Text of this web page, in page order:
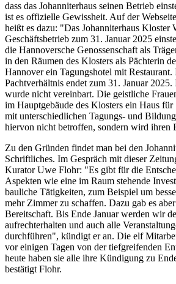
dass das Johanniterhaus seinen Betrieb
ist es offizielle Gewissheit. Auf der
heißt es dazu: "Das Johanniterhaus Kloster
Geschäftsbetrieb zum 31. Januar 2025
die Hannoversche Genossenschaft als
in den Räumen des Klosters als Pächterin
Hannover ein Tagungshotel mit Restaurant.
Pachtverhältnis endet zum 31. Januar
wurde nicht vereinbart. Die geistliche
im Hauptgebäude des Klosters ein Haus
mit unterschiedlichen Tagungs- und
hiervon nicht betroffen, sondern wird ihren
Zu den Gründen findet man bei den
Schriftliches. Im Gespräch mit dieser
Kurator Uwe Flohr: "Es gibt für die
Aspekten wie eine im Raum stehende
bauliche Tätigkeiten, zum Beispiel um
mehr Zimmer zu schaffen. Dazu gab es
Bereitschaft. Bis Ende Januar werden wir
aufrechterhalten und auch alle
durchführen", kündigt er an. Die elf
vor einigen Tagen von der tiefgreifenden
heute haben sie alle ihre Kündigung zu
bestätigt Flohr.